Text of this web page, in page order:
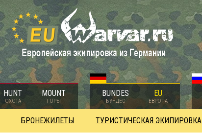
HUNT
ОХОТА
MOUNT
ГОРЫ
BUNDES
БУНДЕС
EU
ЕВРОПА
БРОНЕЖИЛЕТЫ ТУРИСТИЧЕСКАЯ ЭКИПИРОВКА